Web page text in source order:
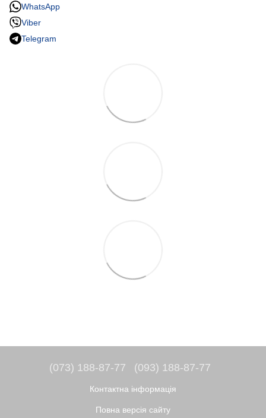
WhatsApp
Viber
Telegram
(073) 188-87-77 (093) 188-87-77
Контактна інформація
Повна версія сайту